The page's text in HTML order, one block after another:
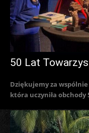
50 Lat
Dziękujemy za
która uczyniła obchody